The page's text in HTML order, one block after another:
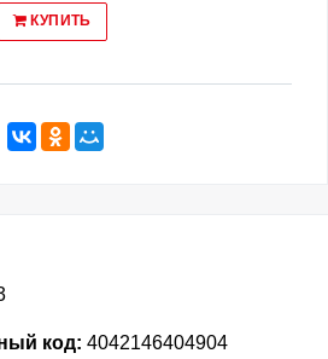
КУПИТЬ
код: 4042146404904